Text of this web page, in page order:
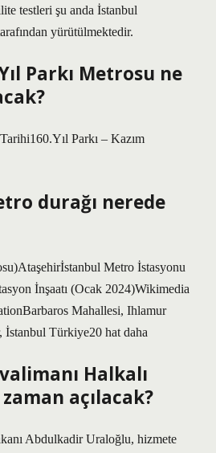
testleri şu anda İstanbul
yürütülmektedir.
Parkı Metrosu ne
Parkı – Kazım
durağı nerede
Metro İstasyonu
İnşaatı (Ocak 2024)Wikimedia
Mahallesi, Ihlamur
İstanbul Türkiye20 hat daha
Halkalı
açılacak?
Abdulkadir Uraloğlu, hizmete